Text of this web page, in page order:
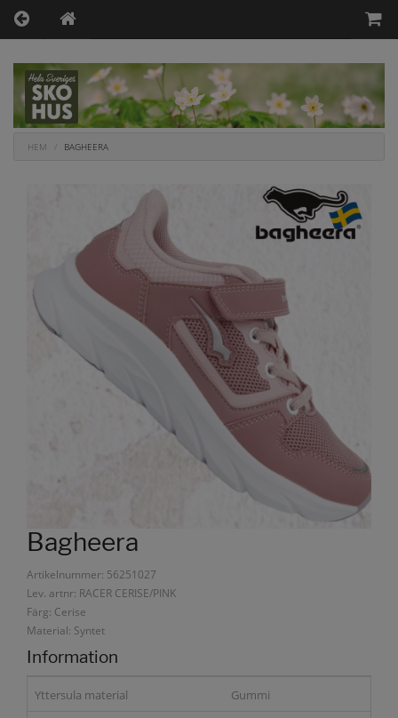
HEM BAGHEERA
Bagheera
Artikelnummer: 56251027
Lev. artnr: RACER CERISE/PINK
Färg: Cerise
Material: Syntet
Information
Yttersula material Gummi